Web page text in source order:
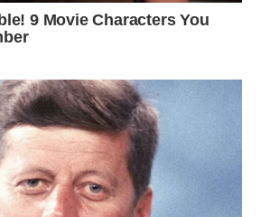
а мені в магазин, зрозумів?
Ілюшка.